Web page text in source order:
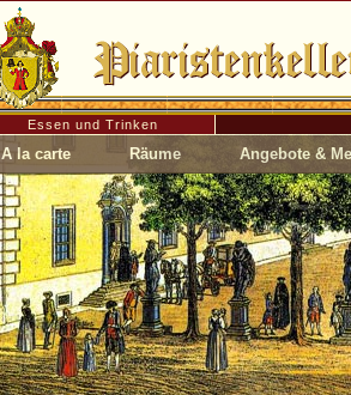
Essen und Trinken
A la carte Räume Angebote &